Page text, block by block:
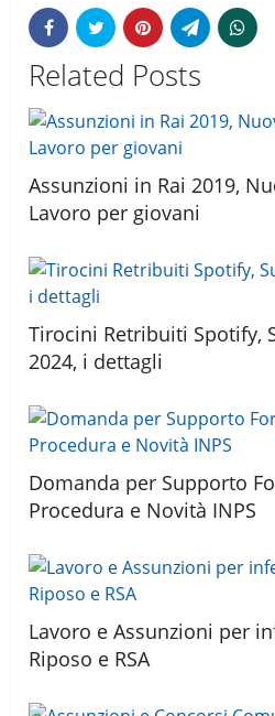
Related Posts
Assunzioni in Rai 2019,
Lavoro per giovani
Tirocini Retribuiti Spotify,
2024, i dettagli
Domanda per Supporto
Procedura e Novità INPS
Lavoro e Assunzioni per
Riposo e RSA